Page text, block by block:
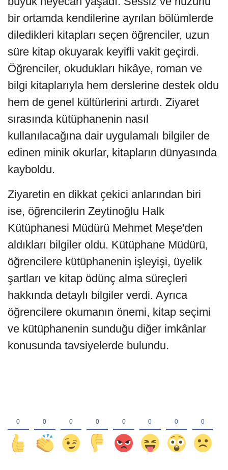
bir ortamda kendilerine ayrılan bölümlerde
diledikleri kitapları seçen öğrenciler, uzun
süre kitap okuyarak keyifli vakit geçirdi.
Öğrenciler, okudukları hikâye, roman ve
bilgi kitaplarıyla hem derslerine destek oldu
hem de genel kültürlerini artırdı. Ziyaret
sırasında kütüphanenin nasıl
kullanılacağına dair uygulamalı bilgiler de
edinen minik okurlar, kitapların dünyasında
kayboldu.
Ziyaretin en dikkat çekici anlarından biri
ise, öğrencilerin Zeytinoğlu Halk
Kütüphanesi Müdürü Mehmet Meşe'den
aldıkları bilgiler oldu. Kütüphane Müdürü,
öğrencilere kütüphanenin işleyişi, üyelik
şartları ve kitap ödünç alma süreçleri
hakkında detaylı bilgiler verdi. Ayrıca
öğrencilere okumanın önemi, kitap seçimi
ve kütüphanenin sunduğu diğer imkânlar
konusunda tavsiyelerde bulundu.